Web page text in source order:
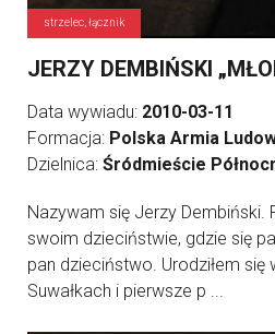
strzelec, łącznik
JERZY DEMBIŃSKI
Data wywiadu: 2010-03-11
Formacja: Polska Armia
Dzielnica: Śródmieście
Nazywam się Jerzy Dembiński.
swoim dzieciństwie, gdzie się
pan dzieciństwo. Urodziłem się
Suwałkach i pierwsze p ...